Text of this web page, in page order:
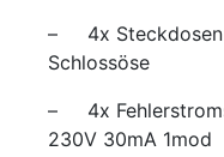
– 4x Steckdosen
Schlossöse
– 4x
230V 30mA 1mod